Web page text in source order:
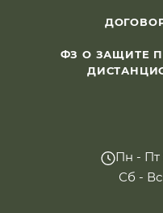
ФЗ О ЗАЩИТЕ
Пн - Пт
Сб -